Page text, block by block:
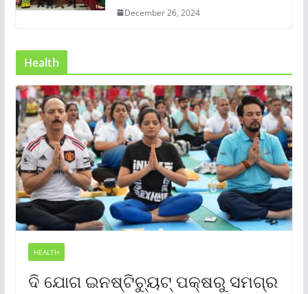
December 26, 2024
Health
HEALTH
ଦି ଯୋଗ ଇନଷ୍ଟିଚ୍ୟୁଟ୍ ପକ୍ଷରୁ ସମଗ୍ର